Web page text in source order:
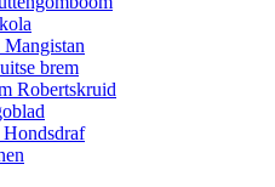
Mangistan
brem
Robertskruid
Hondsdraf